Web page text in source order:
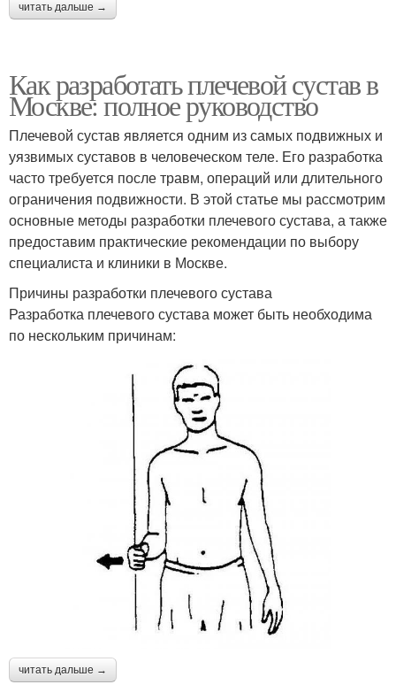
читать дальше →
Как разработать плечевой сустав в
Москве: полное руководство
Плечевой сустав является одним из самых подвижных и
уязвимых суставов в человеческом теле. Его разработка
часто требуется после травм, операций или длительного
ограничения подвижности. В этой статье мы рассмотрим
основные методы разработки плечевого сустава, а также
предоставим практические рекомендации по выбору
специалиста и клиники в Москве.
Причины разработки плечевого сустава
Разработка плечевого сустава может быть необходима
по нескольким причинам:
читать дальше →